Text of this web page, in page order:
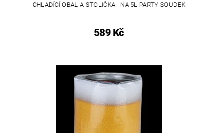
CHLADÍCÍ OBAL A STOLIČKA . NA 5L PARTY SOUDEK
589 Kč